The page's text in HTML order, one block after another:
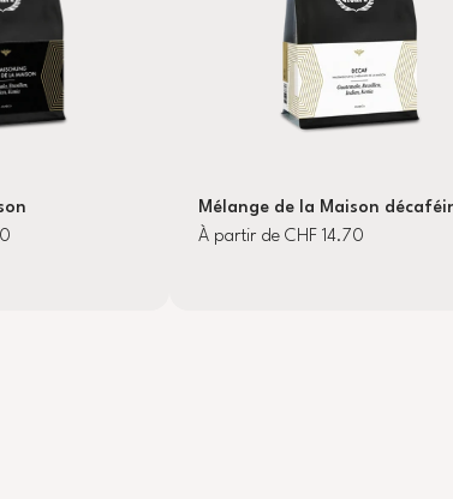
Mélange de la Maison
À partir de CHF 14.70